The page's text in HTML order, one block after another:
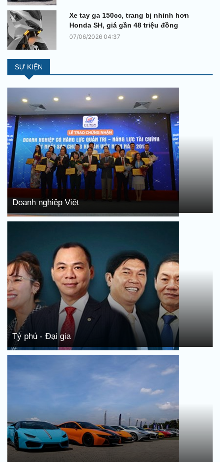
Xe tay ga 150cc, trang bị nhỉnh hơn
Honda SH, giá gần 48 triệu đồng
07/06/2026 04:37
SỰ KIỆN
Doanh nghiệp Việt
Tỷ phú - Đại gia